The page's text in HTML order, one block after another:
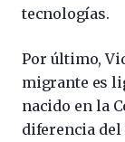
tecnologías.
Por último,
migrante es
nacido en la
diferencia del